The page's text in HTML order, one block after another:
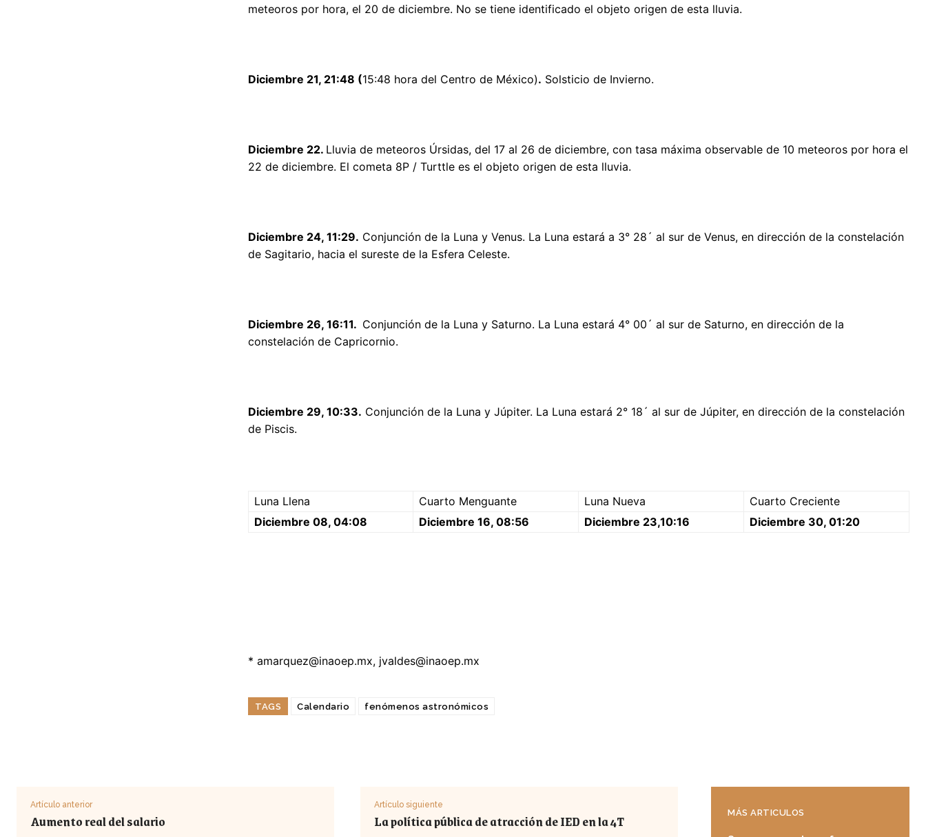
meteoros por hora, el 20 de diciembre. No se tiene identificado el objeto origen de esta lluvia.
Diciembre 21, 21:48 (15:48 hora del Centro de México). Solsticio de Invierno.
Diciembre 22. Lluvia de meteoros Úrsidas, del 17 al 26 de diciembre, con tasa máxima observable de 10 meteoros por hora el
22 de diciembre. El cometa 8P / Turttle es el objeto origen de esta lluvia.
Diciembre 24, 11:29. Conjunción de la Luna y Venus. La Luna estará a 3° 28´ al sur de Venus, en dirección de la constelación
de Sagitario, hacia el sureste de la Esfera Celeste.
Diciembre 26, 16:11. Conjunción de la Luna y Saturno. La Luna estará 4° 00´ al sur de Saturno, en dirección de la
constelación de Capricornio.
Diciembre 29, 10:33. Conjunción de la Luna y Júpiter. La Luna estará 2° 18´ al sur de Júpiter, en dirección de la constelación
de Piscis.
Luna Llena Cuarto Menguante Luna Nueva
Cuarto Creciente
Diciembre 08, 04:08
Diciembre 16, 08:56 Diciembre 23,10:16 Diciembre 30, 01:20
* amarquez@inaoep.mx, jvaldes@inaoep.mx
TAGS Calendario fenómenos astronómicos
Artículo anterior
Aumento real del salario
Artículo siguiente
La política pública de atracción de IED en la 4T MÁS ARTICULOS